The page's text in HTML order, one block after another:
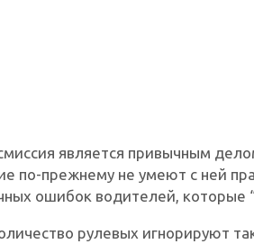
является привычным
по-прежнему не умеют с ней
ошибок водителей, которые
рулевых игнорируют